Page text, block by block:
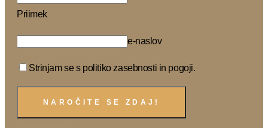
Priimek
e-naslov
Strinjam se s politiko zasebnosti in pogoji.